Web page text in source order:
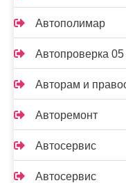
Автополимар
Автопроверка 05
Авторам и
Авторемонт
Автосервис
Автосервис